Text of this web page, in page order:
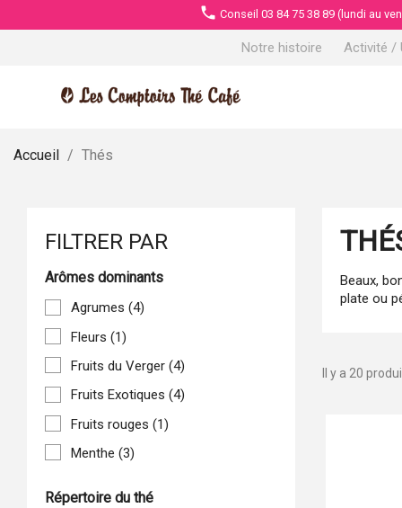
phone Conseil 03 84 75 38 89 (lundi au
Notre histoire Activité /
Accueil Thés
FILTRER PAR
Arômes dominants
Agrumes (4)
Fleurs (1)
Fruits du Verger (4)
Fruits Exotiques (4)
Fruits rouges (1)
Menthe (3)
Répertoire du thé
Beaux,
plate ou
Il y a 20